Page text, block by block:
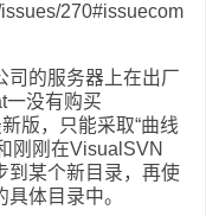
270#issuecom
司的服务器上在出厂
一没有购买
版，只能采取“曲线
刚刚在VisualSVN
到某个新目录，再使
体目录中。